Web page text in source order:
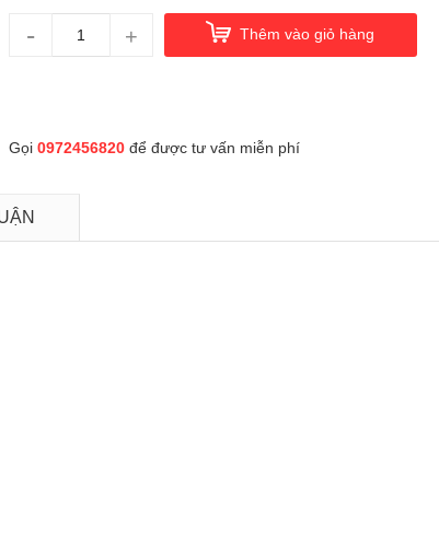
- + Thêm vào giỏ hàng
Gọi 0972456820để được tư vấn miễn phí